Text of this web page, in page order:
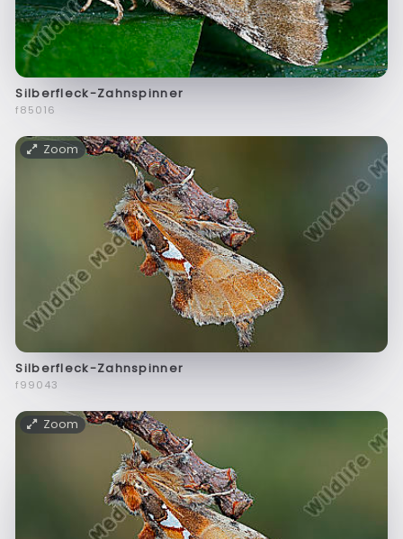
Silberfleck-Zahnspinner
f85016
Zoom
Silberfleck-Zahnspinner
f99043
Zoom